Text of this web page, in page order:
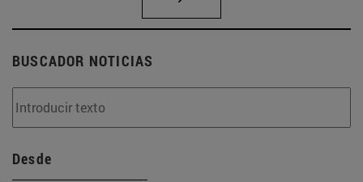
BUSCADOR NOTICIAS
Desde